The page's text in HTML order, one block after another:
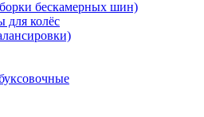
бескамерных шин)
для колёс